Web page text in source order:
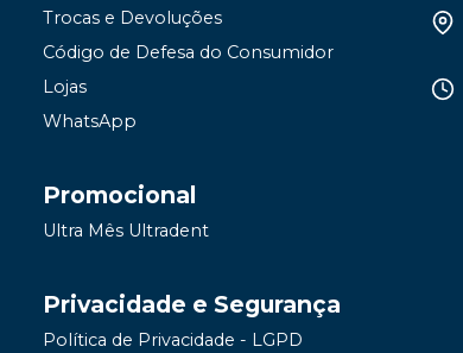
Trocas e Devoluções
Código de Defesa do Consumidor
Lojas
WhatsApp
Promocional
Ultra Mês Ultradent
Privacidade e Segurança
Política de Privacidade - LGPD